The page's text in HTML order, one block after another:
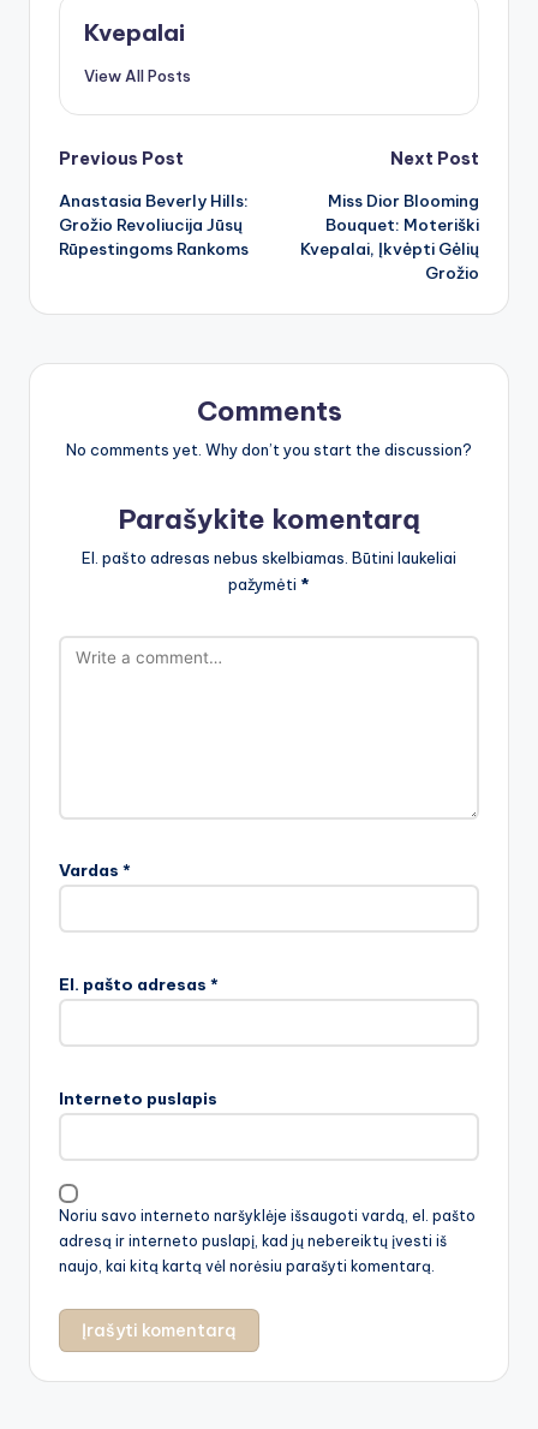
Kvepalai
View All Posts
Post
navigation
Previous Post
Anastasia Beverly Hills:
Grožio Revoliucija Jūsų
Rūpestingoms Rankoms
Next Post
Miss Dior Blooming
Bouquet: Moteriški
Kvepalai, Įkvėpti Gėlių
Grožio
Comments
No comments yet. Why don’t you start the discussion?
Parašykite komentarą
El. pašto adresas nebus skelbiamas. Būtini laukeliai
pažymėti *
Vardas *
El. pašto adresas *
Interneto puslapis
Noriu savo interneto naršyklėje išsaugoti vardą, el. pašto
adresą ir interneto puslapį, kad jų nebereiktų įvesti iš
naujo, kai kitą kartą vėl norėsiu parašyti komentarą.